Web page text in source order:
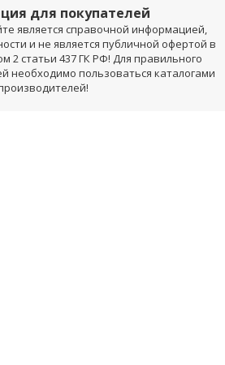
для покупателей
является справочной информацией,
и не является публичной офертой в
2 статьи 437 ГК РФ! Для правильного
необходимо пользоваться каталогами